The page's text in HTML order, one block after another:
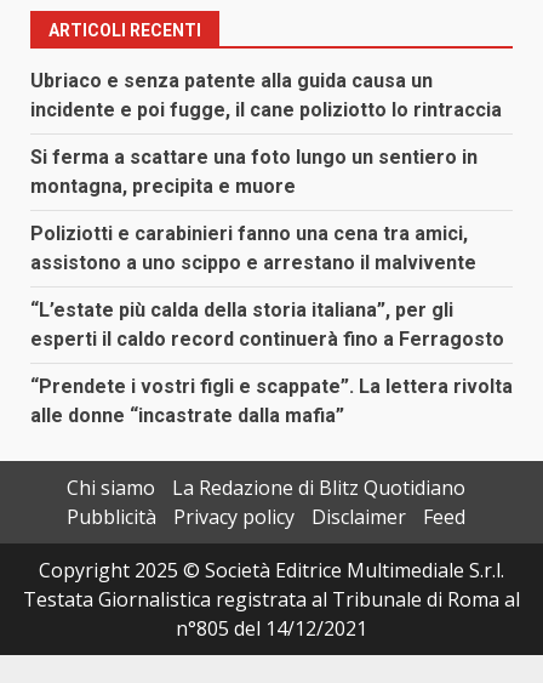
ARTICOLI RECENTI
Ubriaco e senza patente alla guida causa un
incidente e poi fugge, il cane poliziotto lo rintraccia
Si ferma a scattare una foto lungo un sentiero in
montagna, precipita e muore
Poliziotti e carabinieri fanno una cena tra amici,
assistono a uno scippo e arrestano il malvivente
“L’estate più calda della storia italiana”, per gli
esperti il caldo record continuerà fino a Ferragosto
“Prendete i vostri figli e scappate”. La lettera rivolta
alle donne “incastrate dalla mafia”
Chi siamo
La Redazione di Blitz Quotidiano
Pubblicità
Privacy policy Disclaimer
Feed
Copyright 2025 © Società Editrice Multimediale S.r.l.
Testata Giornalistica registrata al Tribunale di Roma al
n°805 del 14/12/2021